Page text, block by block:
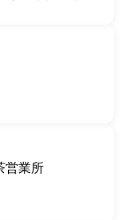
営業所